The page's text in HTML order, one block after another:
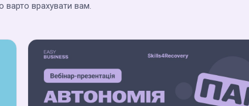
варто врахувати вам.